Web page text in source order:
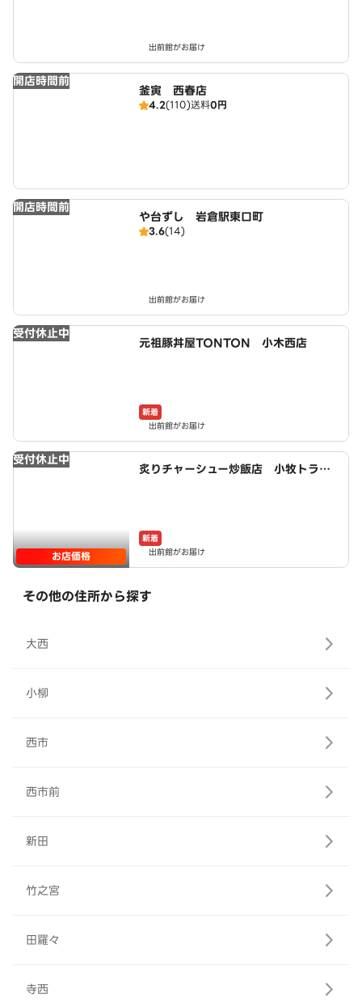
出前館がお届け
開店時間前
釜寅 西春店
4.2(110)送料0円
開店時間前
や台ずし 岩倉駅東口町
3.6(14)
出前館がお届け
受付休止中
元祖豚丼屋TONTON 小木西店
新着
出前館がお届け
受付休止中
お店価格
炙りチャーシュー炒飯店 小牧トラッ
新着
出前館がお届け
その他の住所から探す
大西
小柳
西市
西市前
新田
竹之宮
田羅々
寺西